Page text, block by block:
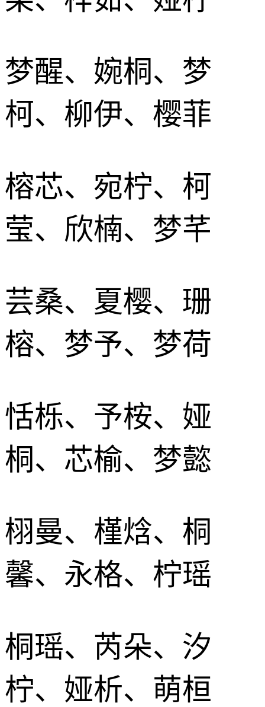
梦醒、婉桐、梦
柯、柳伊、樱菲
榕芯、宛柠、柯
莹、欣楠、梦芊
芸桑、夏樱、珊
榕、梦予、梦荷
恬栎、予桉、娅
桐、芯榆、梦懿
栩曼、槿焓、桐
馨、永格、柠瑶
桐瑶、芮朵、汐
柠、娅析、萌桓